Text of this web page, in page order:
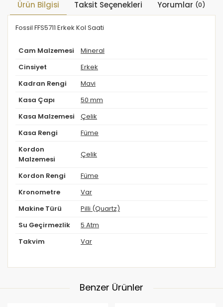
Ürün Bilgisi Taksit Seçenekleri Yorumlar (0)
Fossil FFS5711 Erkek Kol Saati
Cam Malzemesi Mineral
Cinsiyet Erkek
Kadran Rengi Mavi
Kasa Çapı 50 mm
Kasa Malzemesi Çelik
Kasa Rengi Füme
Kordon
Malzemesi
Çelik
Kordon Rengi Füme
Kronometre Var
Makine Türü Pilli (Quartz)
Su Geçirmezlik 5 Atm
Takvim Var
Benzer Ürünler